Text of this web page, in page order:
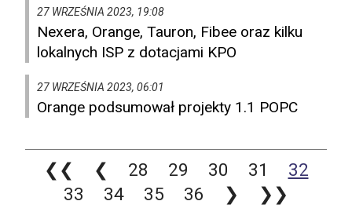
27 WRZEŚNIA 2023, 19:08
Nexera, Orange, Tauron, Fibee oraz kilku
lokalnych ISP z dotacjami KPO
27 WRZEŚNIA 2023, 06:01
Orange podsumował projekty 1.1 POPC
❮❮ ❮ 28 29 30 31
32
33
34 35 36 ❯ ❯❯